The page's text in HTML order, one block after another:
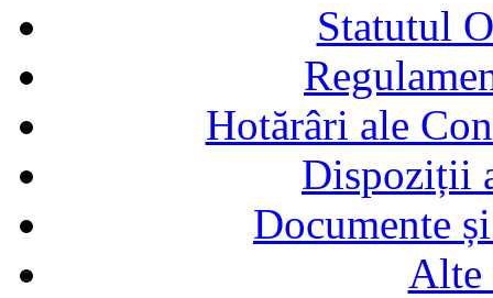
Statutul
Hotărâri ale
Dispoziții
Documente
Alte